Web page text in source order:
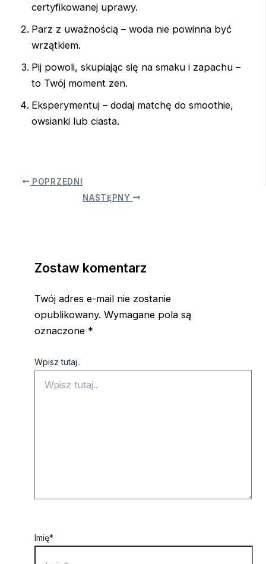
certyfikowanej uprawy.
Parz z uważnością – woda nie powinna być
wrzątkiem.
Pij powoli, skupiając się na smaku i zapachu –
to Twój moment zen.
Eksperymentuj – dodaj matchę do smoothie,
owsianki lub ciasta.
POPRZEDNI
NASTĘPNY
Zostaw komentarz
Twój adres e-mail nie zostanie
opublikowany. Wymagane pola są
oznaczone *
Wpisz tutaj..
Imię*